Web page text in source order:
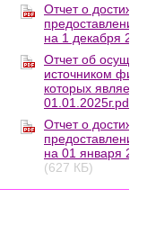
Отчет о
предоставления
на 1 декабря
Отчет об
источником
которых
01.01.2025г.pdf
Отчет о
предоставления
на 01 января
(627 КБ)